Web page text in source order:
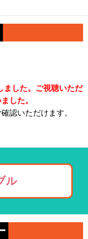
ました。ご視聴いただ
した。
認いただけます。
ル